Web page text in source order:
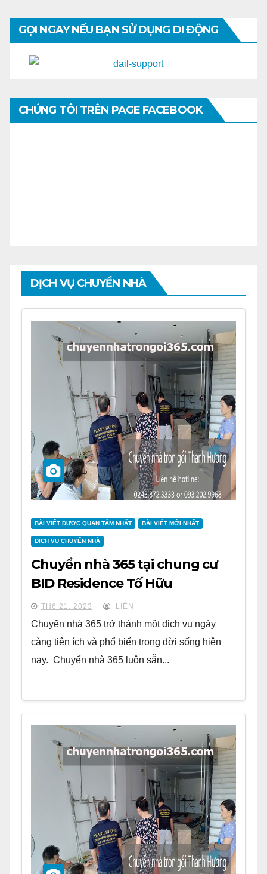
GỌI NGAY NẾU BẠN SỬ DỤNG DI ĐỘNG
CHÚNG TÔI TRÊN PAGE FACEBOOK
DỊCH VỤ CHUYỂN NHÀ
BÀI VIẾT ĐƯỢC QUAN TÂM NHẤT BÀI VIẾT MỚI NHẤT
DỊCH VỤ CHUYỂN NHÀ
Chuyển nhà 365 tại chung cư
BID Residence Tố Hữu
TH6 21, 2023 LIÊN
Chuyển nhà 365 trở thành một dịch vụ ngày
càng tiện ích và phổ biến trong đời sống hiện
nay. Chuyển nhà 365 luôn sẵn...